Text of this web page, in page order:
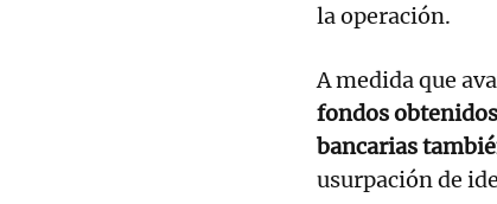
la operación.
A medida que
fondos
bancarias
usurpación de